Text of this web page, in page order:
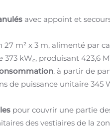
avec appoint et
27 m² x 3 m, alimenté par
373 kWc, produisant 423,6
, à partir de
de puissance unitaire 345
pour couvrir une partie
des vestiaires de la